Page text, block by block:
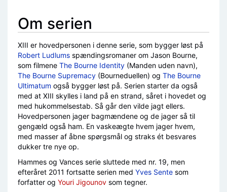
Om serien
XIII er hovedpersonen i denne serie, som bygger løst på
Robert Ludlums spændingsromaner om Jason Bourne,
som filmene The Bourne Identity (Manden uden navn),
The Bourne Supremacy (Bourneduellen) og The Bourne
Ultimatum også bygger løst på. Serien starter da også
med at XIII skylles i land på en strand, såret i hovedet og
med hukommelsestab. Så går den vilde jagt ellers.
Hovedpersonen jager bagmændene og de jager så til
gengæld også ham. En vaskeægte hvem jager hvem,
med masser af åbne spørgsmål og straks ét besvares
dukker tre nye op.
Hammes og Vances serie sluttede med nr. 19, men
efteråret 2011 fortsatte serien med Yves Sente som
forfatter og Youri Jigounov som tegner.